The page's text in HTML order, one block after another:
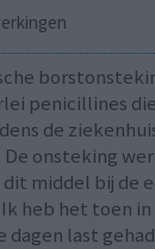
penicillines
de
onsteking
dit middel bij de
heb het toen
dagen last